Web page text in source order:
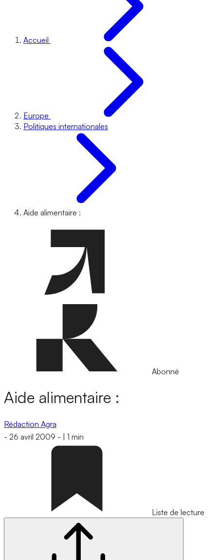
Accueil
Europe
Politiques internationales
Aide alimentaire :
Abonné
Aide alimentaire :
Rédaction Agra
- 26 avril 2009 - 1 min
Liste de lecture